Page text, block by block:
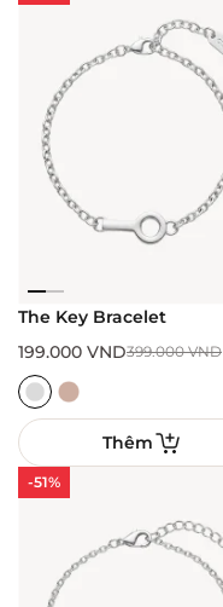
The Key Bracelet
399.000VND
199.000 VND
Thêm
-51%